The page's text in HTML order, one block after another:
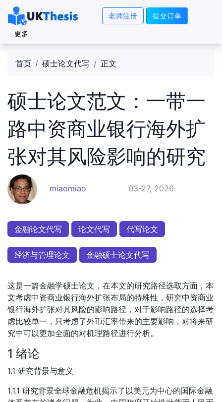
老师注册 提交订单
更多
首页 硕士论文代写 正文
硕士论文范文：一带一
路中资商业银行海外扩
张对其风险影响的研究
miaomiao 03-27, 2026
金融论文代写 论文代写 代写论文
经济与管理论文 金融硕士论文代写
这是一篇金融学硕士论文，在本文的研究路径选取方面，本
文考虑中资商业银行海外扩张布局的特殊性，研究中资商业
银行海外扩张对其风险的影响路径，对于影响路径的选择考
虑比较单一，只考虑了外币汇率带来的主要影响，对将来研
究中可以更加全面的对机理路径进行分析。
1 绪论
1.1 研究背景与意义
1.1.1 研究背景全球金融危机揭示了以美元为中心的国际金融